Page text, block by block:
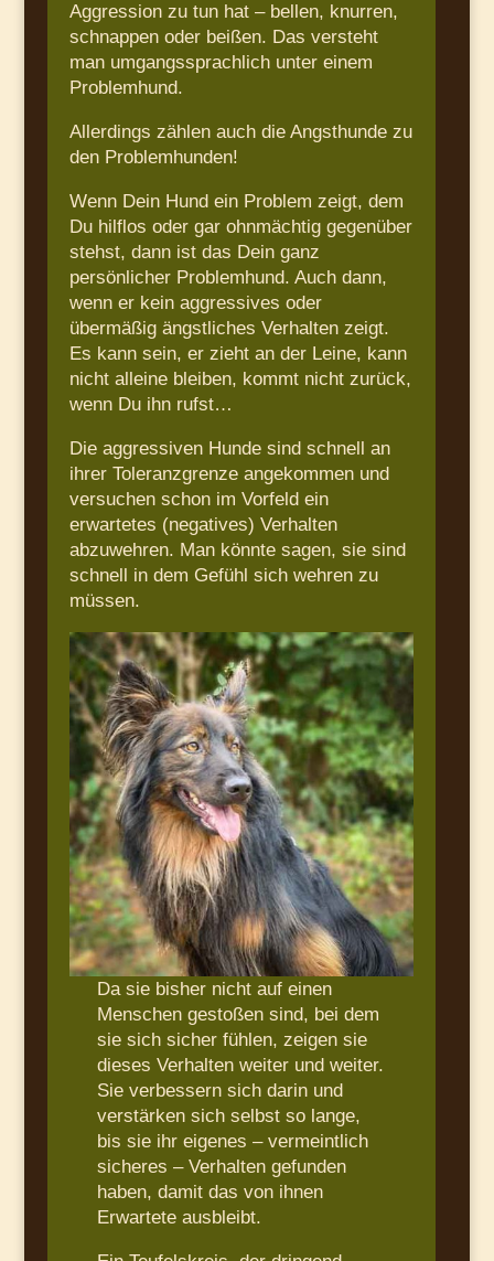
Aggression zu tun hat – bellen, knurren,
schnappen oder beißen. Das versteht
man umgangssprachlich unter einem
Problemhund.
Allerdings zählen auch die Angsthunde zu
den Problemhunden!
Wenn Dein Hund ein Problem zeigt, dem
Du hilflos oder gar ohnmächtig gegenüber
stehst, dann ist das Dein ganz
persönlicher Problemhund. Auch dann,
wenn er kein aggressives oder
übermäßig ängstliches Verhalten zeigt.
Es kann sein, er zieht an der Leine, kann
nicht alleine bleiben, kommt nicht zurück,
wenn Du ihn rufst…
Die aggressiven Hunde sind schnell an
ihrer Toleranzgrenze angekommen und
versuchen schon im Vorfeld ein
erwartetes (negatives) Verhalten
abzuwehren. Man könnte sagen, sie sind
schnell in dem Gefühl sich wehren zu
müssen.
Da sie bisher nicht auf einen
Menschen gestoßen sind, bei dem
sie sich sicher fühlen, zeigen sie
dieses Verhalten weiter und weiter.
Sie verbessern sich darin und
verstärken sich selbst so lange,
bis sie ihr eigenes – vermeintlich
sicheres – Verhalten gefunden
haben, damit das von ihnen
Erwartete ausbleibt.